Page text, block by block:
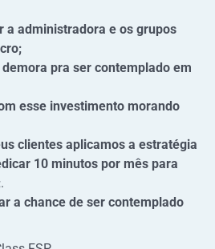
a administradora e os grupos
pra ser contemplado em
esse investimento morando
clientes aplicamos a estratégia
10 minutos por mês para
.
a chance de ser contemplado